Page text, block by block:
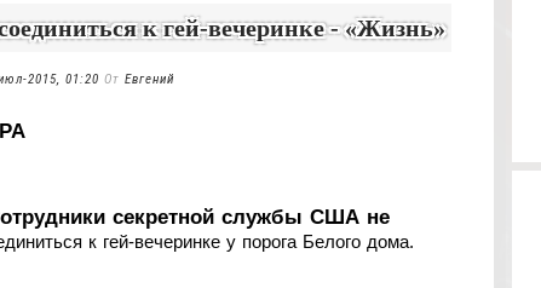
к гей-вечеринке - «Жизнь»
2015, 01:20 От Евгений
секретной службы США не
к гей-вечеринке у порога Белого дома.